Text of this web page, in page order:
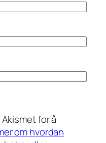
for å
om hvordan